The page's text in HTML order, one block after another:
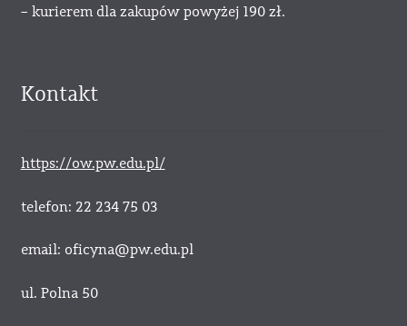
– kurierem dla zakupów powyżej 190 zł.
Kontakt
https://ow.pw.edu.pl/
telefon: 22 234 75 03
email: oficyna@pw.edu.pl
ul. Polna 50